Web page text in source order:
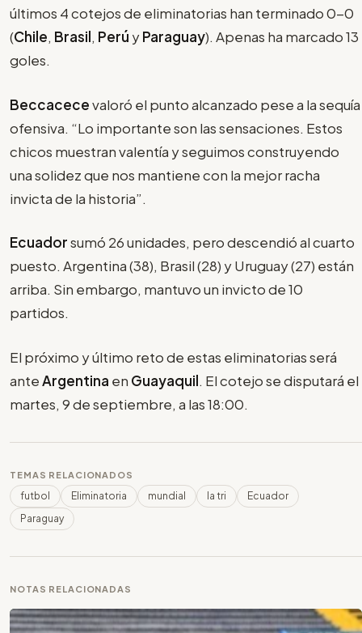
últimos 4 cotejos de eliminatorias han terminado 0-0
(Chile, Brasil, Perú yParaguay). Apenas ha marcado 13
goles.
Beccacecevaloró el punto alcanzado pese a la sequía
ofensiva. “Lo importante son las sensaciones. Estos
chicos muestran valentía y seguimos construyendo
una solidez que nos mantiene con la mejor racha
invicta de la historia”.
Ecuadorsumó 26 unidades, pero descendió al cuarto
puesto. Argentina (38), Brasil (28) y Uruguay (27) están
arriba. Sin embargo, mantuvo un invicto de 10
partidos.
El próximo y último reto de estas eliminatorias será
anteArgentina en Guayaquil. El cotejo se disputará el
martes, 9 de septiembre, a las 18:00.
TEMAS RELACIONADOS
futbol Eliminatoria mundial la tri
Ecuador
Paraguay
NOTAS RELACIONADAS